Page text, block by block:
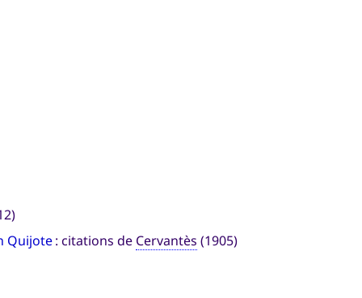
Quijote: citations de Cervantès (1905)